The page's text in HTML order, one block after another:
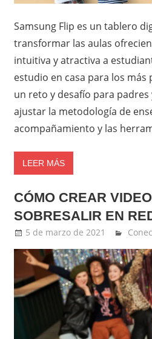
Samsung Flip es un tablero
transformar las aulas
intuitiva y atractiva a
estudio en casa para los más
un reto y desafío para
ajustar la metodología de
acompañamiento y las
LEER MÁS
CÓMO CREAR
SOBRESALIR EN
5 de marzo de 2021